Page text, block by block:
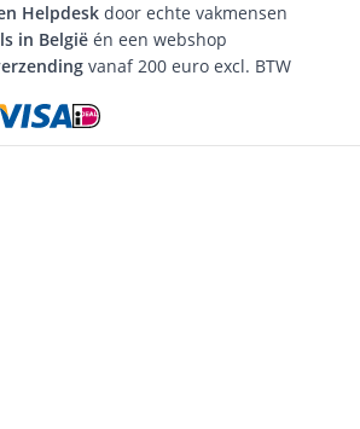
Helpdesk door echte vakmensen
in België én een webshop
vanaf 200 euro excl. BTW